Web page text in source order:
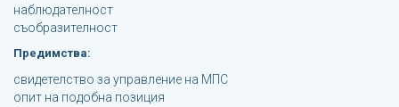
наблюдателност
съобразителност
Предимства:
свидетелство за управление на МПС
опит на подобна позиция